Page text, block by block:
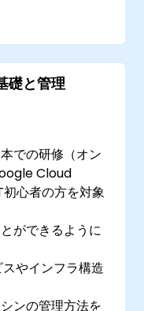
展開・運用す
ュリティ対策、
コスト監視を行
を用いてクラウ
Loggingを利
視・トラブルシ
。
なシナリオ向け
Cloud AIサー
礎と管理
での研修（オン
Cloud
心者の方を対象
ができるように
やインフラ構造
ンの管理方法を